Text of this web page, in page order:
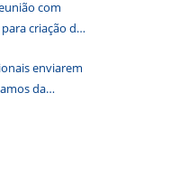
com
criação de
enviarem
da